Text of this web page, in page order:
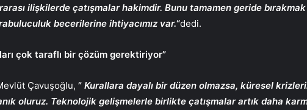
ilişkilerde çatışmalar hakimdir. Bunu tamamen geride
becerilerine ihtiyacımız var.“dedi.
çok taraflı bir çözüm gerektiriyor”
Çavuşoğlu, ” Kurallara dayalı bir düzen olmazsa, küresel
oluruz. Teknolojik gelişmelerle birlikte çatışmalar artık daha